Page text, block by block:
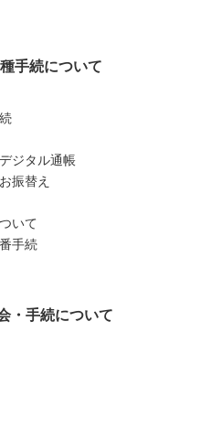
手続について
ジタル通帳
振替え
いて
手続
・手続について